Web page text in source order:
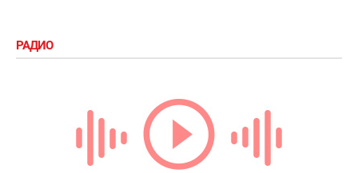
РАДИО